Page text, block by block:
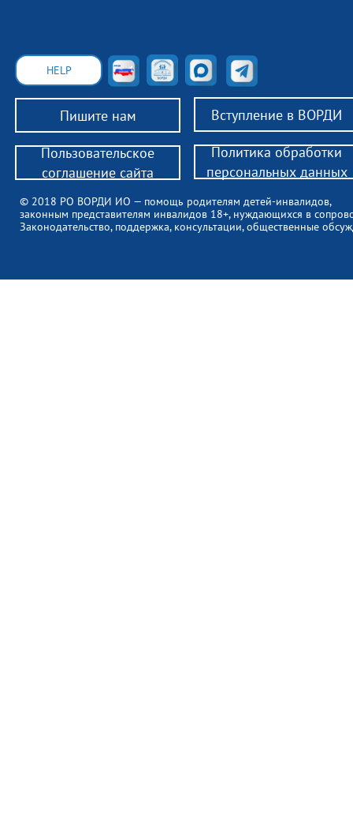
Пишите нам Вступление в ВОРДИ
© 2018 РО ВОРДИ ИО — помощь родителям детей-инвалидов,
законным представителям инвалидов 18+, нуждающихся в
Законодательство, поддержка, консультации, общественные
HELP
Пользовательское
соглашение сайта
Политика обработки
персональных данных